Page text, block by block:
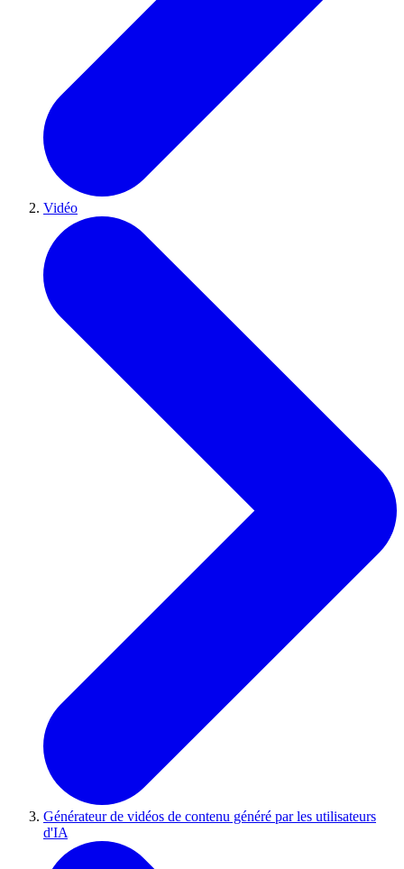
Vidéo
Générateur de vidéos de contenu généré par les utilisateurs
d'IA